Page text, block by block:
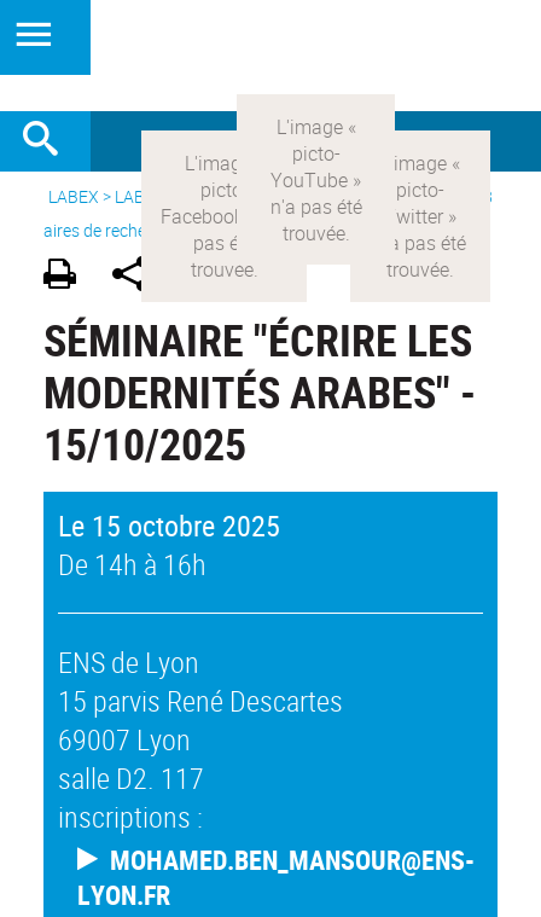
LABEX > LABEX COMOD> Version française > Recherche >
8
aires de recherche> Modernités arabes
SÉMINAIRE "ÉCRIRE LES
MODERNITÉS ARABES" -
15/10/2025
Le 15 octobre 2025
De 14h à 16h
ENS de Lyon
15 parvis René Descartes
69007 Lyon
salle D2. 117
inscriptions :
MOHAMED.BEN_MANSOUR@ENS-
LYON.FR